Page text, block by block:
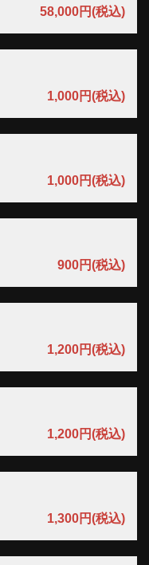
58,000円(税込)
1,000円(税込)
1,000円(税込)
900円(税込)
1,200円(税込)
1,200円(税込)
1,300円(税込)